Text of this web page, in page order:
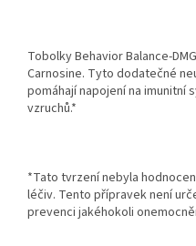
Tobolky Behavior Balance-
Carnosine. Tyto dodatečné
pomáhají napojení na imunitní
vzruchů.*
*Tato tvrzení nebyla
léčiv. Tento přípravek není
prevenci jakéhokoli